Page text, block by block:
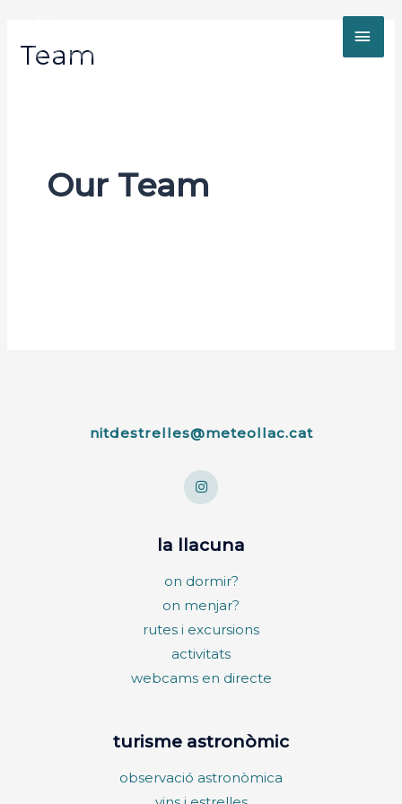
Team
Our Team
nitdestrelles@meteollac.cat
la llacuna
on dormir?
on menjar?
rutes i excursions
activitats
webcams en directe
turisme astronòmic
observació astronòmica